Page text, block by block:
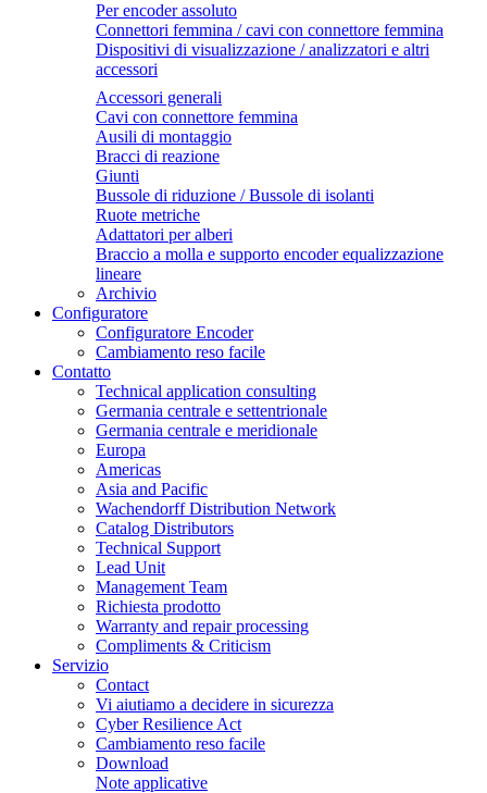
Per encoder assoluto
Connettori femmina / cavi con connettore femmina
Dispositivi di visualizzazione / analizzatori e altri
accessori
Accessori generali
Cavi con connettore femmina
Ausili di montaggio
Bracci di reazione
Giunti
Bussole di riduzione / Bussole di isolanti
Ruote metriche
Adattatori per alberi
Braccio a molla e supporto encoder equalizzazione
lineare
Archivio
Configuratore
Configuratore Encoder
Cambiamento reso facile
Contatto
Technical application consulting
Germania centrale e settentrionale
Germania centrale e meridionale
Europa
Americas
Asia and Pacific
Wachendorff Distribution Network
Catalog Distributors
Technical Support
Lead Unit
Management Team
Richiesta prodotto
Warranty and repair processing
Compliments & Criticism
Servizio
Contact
Vi aiutiamo a decidere in sicurezza
Cyber Resilience Act
Cambiamento reso facile
Download
Note applicative